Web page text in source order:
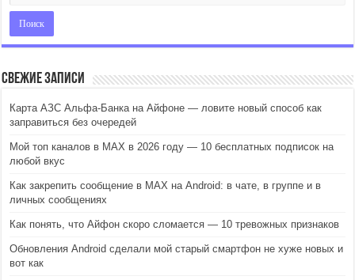
Свежие записи
Карта АЗС Альфа-Банка на Айфоне — ловите новый способ как
заправиться без очередей
Мой топ каналов в MAX в 2026 году — 10 бесплатных подписок на
любой вкус
Как закрепить сообщение в MAX на Android: в чате, в группе и в
личных сообщениях
Как понять, что Айфон скоро сломается — 10 тревожных признаков
Обновления Android сделали мой старый смартфон не хуже новых и
вот как